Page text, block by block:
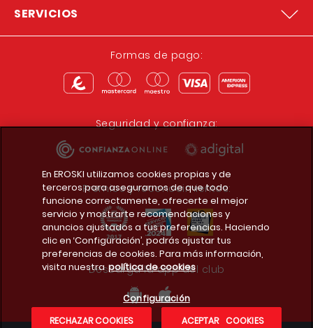
SERVICIOS
Formas de pago:
Seguridad y confianza:
Premios y reconocimientos:
Descarga la app del club
En EROSKI utilizamos cookies propias y de
terceros para asegurarnos de que todo
funcione correctamente, ofrecerte el mejor
servicio y mostrarte recomendaciones y
anuncios ajustados a tus preferencias. Haciendo
clic en ‘Configuración’, podrás ajustar tus
preferencias de cookies. Para más información,
visita nuestra política de cookies
Configuración
RECHAZAR COOKIES
ACEPTAR COOKIES